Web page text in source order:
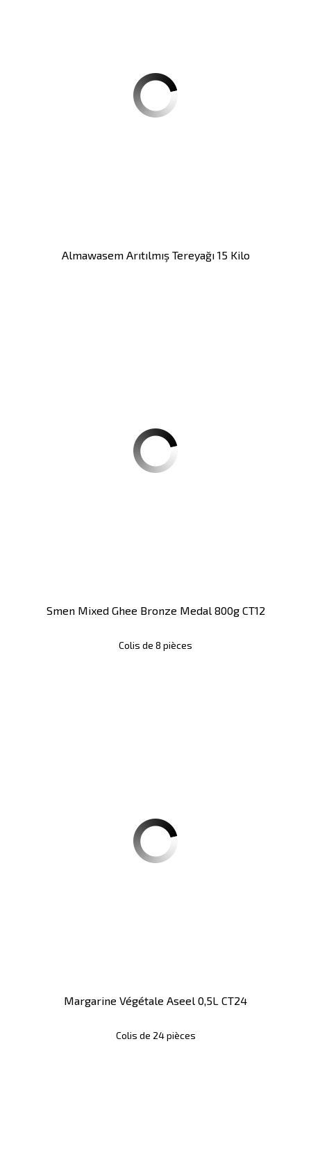
Almawasem Arıtılmış Tereyağı 15 Kilo
Smen Mixed Ghee Bronze Medal 800g CT12
Colis de 8 pièces
Margarine Végétale Aseel 0,5L CT24
Colis de 24 pièces